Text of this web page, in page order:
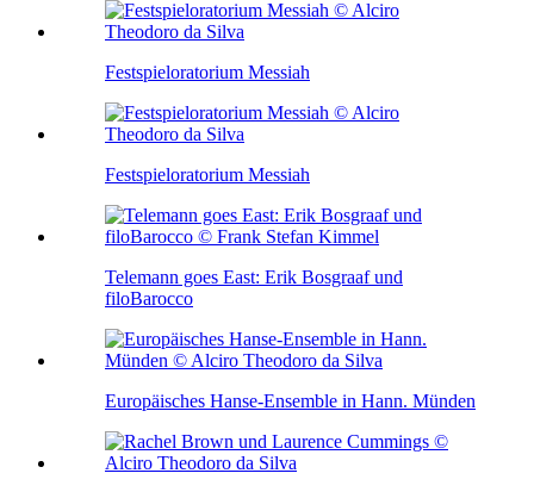
Festspieloratorium Messiah
Festspieloratorium Messiah
Telemann goes East: Erik Bosgraaf und
filoBarocco
Europäisches Hanse-Ensemble in Hann. Münden